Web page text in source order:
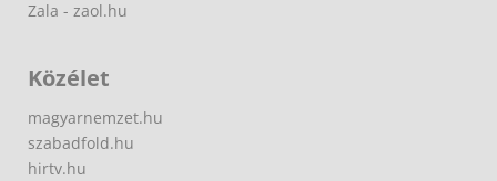
Zala - zaol.hu
Közélet
magyarnemzet.hu
szabadfold.hu
hirtv.hu